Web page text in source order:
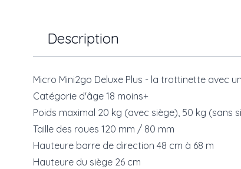
Description
Micro Mini2go Deluxe Plus - la trottinette avec
Catégorie d'âge 18 moins+
Poids maximal 20 kg (avec siège), 50 kg (sans
Taille des roues 120 mm / 80 mm
Hauteure barre de direction 48 cm à 68 m
Hauteure du siège 26 cm